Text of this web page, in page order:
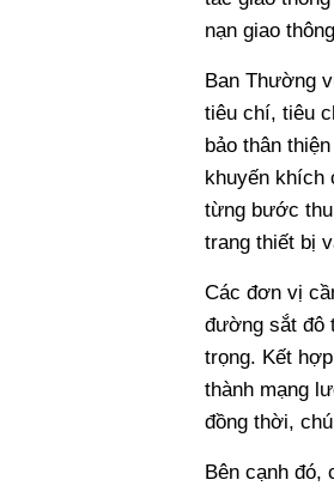
nạn giao
Ban Thường
tiêu chí, tiêu
bảo thân
khuyến khích
từng bước
trang thiết bị
Các đơn vị
đường sắt đô
trọng. Kết
thành mạng
đồng thời,
Bên cạnh đó,